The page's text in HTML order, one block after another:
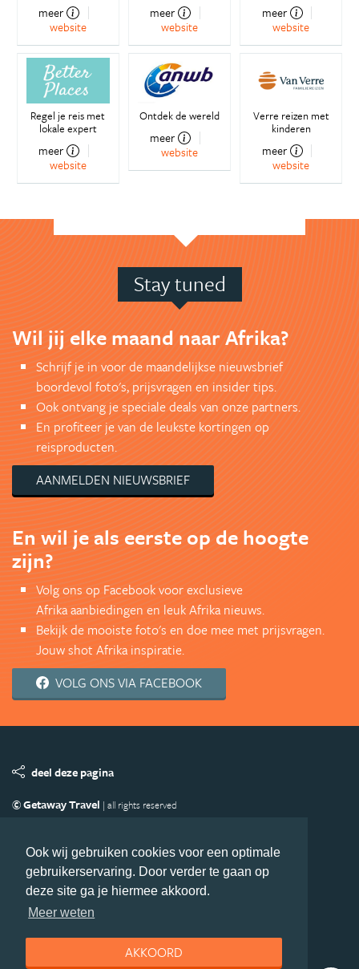
Ook wij gebruiken cookies voor een optimale
gebruikerservaring. Door verder te gaan op
deze site ga je hiermee akkoord.
Meer weten
AKKOORD
meer
website
meer
website
meer
website
Regel je reis met
lokale expert
meer
website
Ontdek de wereld
meer
website
Verre reizen met
kinderen
meer
website
Stay tuned
Wil jij elke maand naar Afrika?
Schrijf je in voor de maandelijkse nieuwsbrief
boordevol foto's, prijsvragen en insider tips.
Ook ontvang je speciale deals van onze partners.
En profiteer je van de leukste kortingen op
reisproducten.
AANMELDEN NIEUWSBRIEF
En wil je als eerste op de hoogte
zijn?
Volg ons op Facebook voor exclusieve
Afrika aanbiedingen en leuk Afrika nieuws.
Bekijk de mooiste foto's en doe mee met prijsvragen.
Jouw shot Afrika inspiratie.
VOLG ONS VIA FACEBOOK
deel deze pagina
© Getaway Travel | all rights reserved
Copyright
Privacy statement Disclaimer
Cookies
Volg Afrika.nl
Nieuwsbrief
Facebook